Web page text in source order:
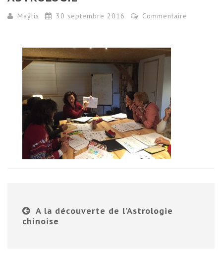
Maÿlis 30 septembre 2016 Commentaire
A la découverte de l’Astrologie
chinoise